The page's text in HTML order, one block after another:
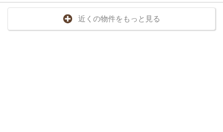
近くの物件をもっと見る